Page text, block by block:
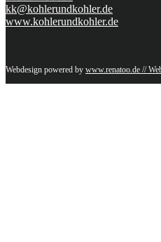
kk@kohlerundkohler.de
www.kohlerundkohler.de
Webdesign powered by www.renatoo.de //